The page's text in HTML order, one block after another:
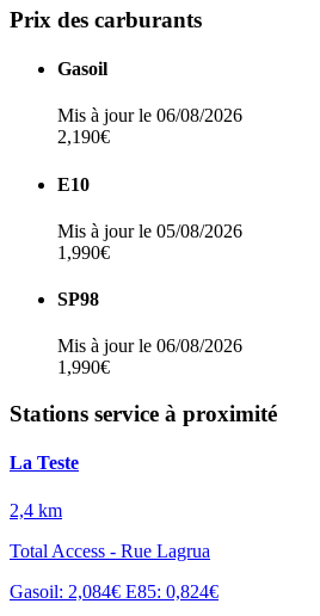
Prix des carburants
Gasoil
Mis à jour le 06/08/2026
2,190€
E10
Mis à jour le 05/08/2026
1,990€
SP98
Mis à jour le 06/08/2026
1,990€
Stations service à proximité
La Teste
2,4 km
Total Access - Rue Lagrua
Gasoil: 2,084€ E85: 0,824€